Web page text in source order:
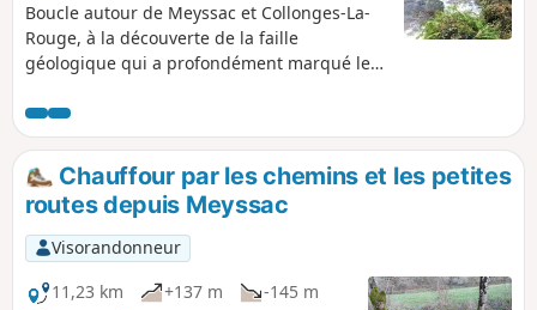
Boucle autour de Meyssac et Collonges-La-
Rouge, à la découverte de la faille
géologique qui a profondément marqué les
au Sud vous emmèneront vous reposer sur
la Chaise du Diable avant de replonger dans
la vallée.Chauffour par les chemins et les petites
routes depuis Meyssac
Visorandonneur
11,23 km
+137 m
-145 m